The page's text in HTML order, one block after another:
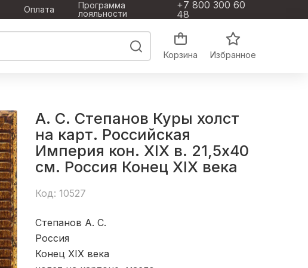
Оплата
Программа
лояльности
+7 800 300 60
48
Корзина Избранное
А. С. Степанов Куры холст
на карт. Российская
Империя кон. XIX в. 21,5x40
см. Россия Конец XIX века
Код: 10527
Степанов А. С.
Россия
Конец XIX века